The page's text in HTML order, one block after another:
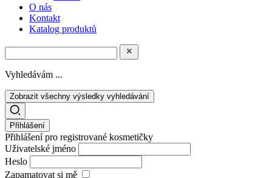
O nás
Kontakt
Katalog produktů
Vyhledávám ...
Zobrazit všechny výsledky vyhledávání
Přihlášení
Přihlášení pro registrované kosmetičky
Uživatelské jméno
Heslo
Zapamatovat si mě